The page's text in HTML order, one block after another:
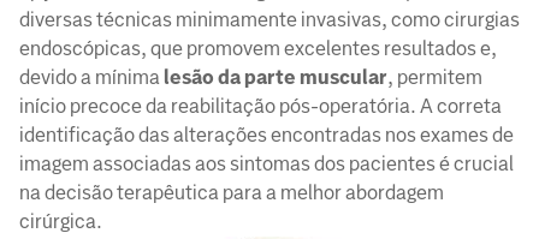
diversas técnicas minimamente invasivas, como cirurgias
endoscópicas, que promovem excelentes resultados e,
devido a mínima lesão da parte muscular, permitem
início precoce da reabilitação pós-operatória. A correta
identificação das alterações encontradas nos exames de
imagem associadas aos sintomas dos pacientes é crucial
na decisão terapêutica para a melhor abordagem
cirúrgica.